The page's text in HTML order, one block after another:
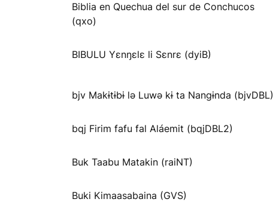
Biblia en Quechua del sur de Conchucos
(qxo)
BIBULU Yɛnŋɛlɛ li Sɛnrɛ (dyiB)
bjv Makɨtɨbɨ lə Luwə kɨ ta Nangɨnda (bjvDBL)
bqj Firim fafu fal Aláemit (bqjDBL2)
Buk Taabu Matakin (raiNT)
Buki Kimaasabaina (GVS)